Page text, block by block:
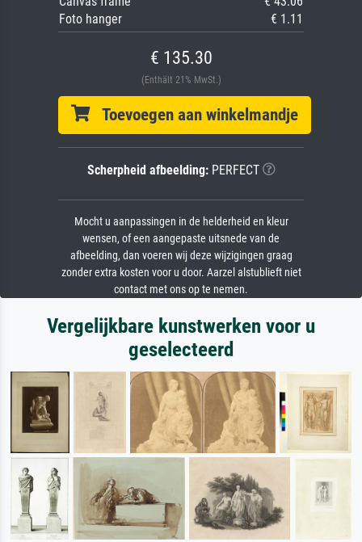
Foto hanger
€ 1.11
€ 135.30
(Enthält 21% MwSt.)
Toevoegen aan winkelmandje
Scherpheid afbeelding:PERFECT
Mocht u aanpassingen in de helderheid en kleur
wensen, of een aangepaste uitsnede van de
afbeelding, dan voeren wij deze wijzigingen graag
zonder extra kosten voor u door. Aarzel alstublieft niet
contact met ons op te nemen.
Vergelijkbare kunstwerken voor u
geselecteerd